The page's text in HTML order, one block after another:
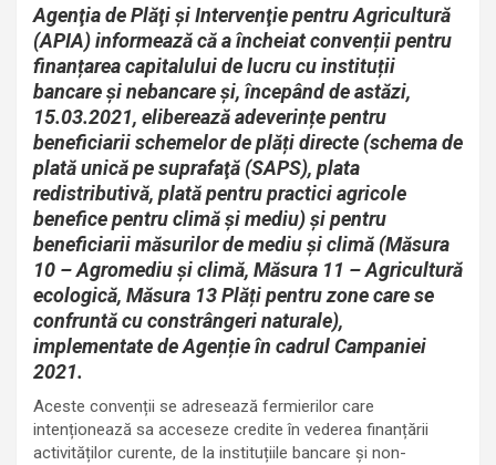
Agenţia de Plăţi şi Intervenţie pentru Agricultură
(APIA) informează că a încheiat convenții pentru
finanțarea capitalului de lucru cu instituții
bancare și nebancare și, începând de astăzi,
15.03.2021, eliberează adeverințe pentru
beneficiarii schemelor de plăți directe (schema de
plată unică pe suprafaţă (SAPS), plata
redistributivă, plată pentru practici agricole
benefice pentru climă şi mediu) şi pentru
beneficiarii măsurilor de mediu şi climă (Măsura
10 – Agromediu și climă, Măsura 11 – Agricultură
ecologică, Măsura 13 Plăți pentru zone care se
confruntă cu constrângeri naturale),
implementate de Agenție în cadrul Campaniei
2021.
Aceste convenții se adresează fermierilor care
intenționează sa acceseze credite în vederea finanțării
activităților curente, de la instituțiile bancare și non-